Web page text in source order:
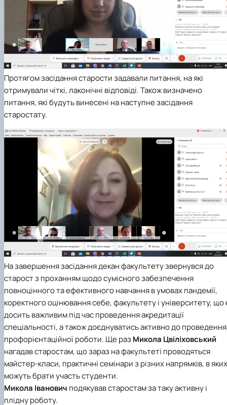
Протягом засідання старости задавали питання, на які
отримували чіткі, лаконічні відповіді. Також визначено
питання, які будуть винесені на наступне засідання
старостату.
На завершення засідання декан факультету звернувся до
старост з проханням щодо сумісного забезпечення
повноцінного та ефективного навчання в умовах пандемії,
коректного оцінювання себе, факультету і університету, що
досить важливим під час проведення акредитації
спеціальності, а також доєднуватись активно до проведення
профорієнтаційної роботи. Ще раз Микола Цвіліховський
нагадав старостам, що зараз на факультеті проводяться
майстер-класи, практичні семінари з різних напрямків, в яких
можуть брати участь студенти.
Микола Іванович подякував старостам за таку активну і
плідну роботу.